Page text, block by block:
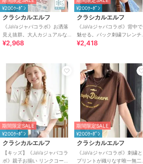
¥200ｸｰﾎﾟﾝ
クラシカルエルフ
《JaVaジャバコラボ》お洒落
見え抜群。大人カジュアルな
ゆったり半袖T。バック刺繍ビ
¥2,968
¥200ｸｰﾎﾟﾝ
クラシカルエルフ
《JaVaジャバコラボ》背中で
魅せる。バック刺繍フレンチ
スリーブTシャツ（半袖）
¥2,418
期間限定SALE
¥200ｸｰﾎﾟﾝ
クラシカルエルフ
【キッズ】《JaVaジャバコラ
ボ》親子お揃い リンクコーデ
期間限定SALE
¥200ｸｰﾎﾟﾝ
クラシカルエルフ
《JaVaジャバコラボ》刺繍と
プリントが織りなす唯一無二